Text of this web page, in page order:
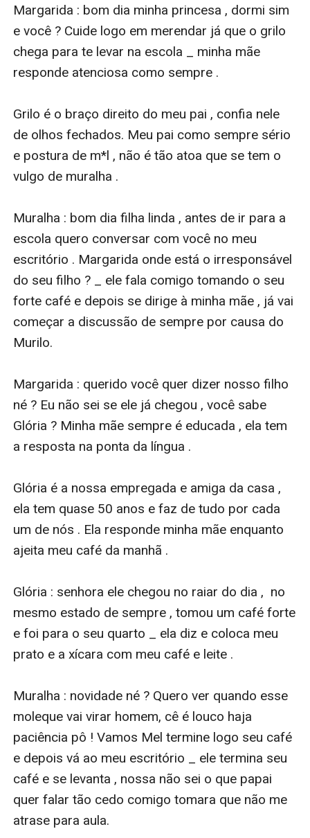
Margarida : bom dia minha princesa , dormi sim
e você ? Cuide logo em merendar já que o grilo
chega para te levar na escola _ minha mãe
responde atenciosa como sempre .
Grilo é o braço direito do meu pai , confia nele
de olhos fechados. Meu pai como sempre sério
e postura de m*l , não é tão atoa que se tem o
vulgo de muralha .
Muralha : bom dia filha linda , antes de ir para a
escola quero conversar com você no meu
escritório . Margarida onde está o irresponsável
do seu filho ? _ ele fala comigo tomando o seu
forte café e depois se dirige à minha mãe , já vai
começar a discussão de sempre por causa do
Murilo.
Margarida : querido você quer dizer nosso filho
né ? Eu não sei se ele já chegou , você sabe
Glória ? Minha mãe sempre é educada , ela tem
a resposta na ponta da língua .
Glória é a nossa empregada e amiga da casa ,
ela tem quase 50 anos e faz de tudo por cada
um de nós . Ela responde minha mãe enquanto
ajeita meu café da manhã .
Glória : senhora ele chegou no raiar do dia ,  no
mesmo estado de sempre , tomou um café forte
e foi para o seu quarto _ ela diz e coloca meu
prato e a xícara com meu café e leite .
Muralha : novidade né ? Quero ver quando esse
moleque vai virar homem, cê é louco haja
paciência pô ! Vamos Mel termine logo seu café
e depois vá ao meu escritório _ ele termina seu
café e se levanta , nossa não sei o que papai
quer falar tão cedo comigo tomara que não me
atrase para aula.